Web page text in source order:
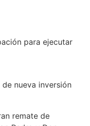
para ejecutar
nueva inversión
remate de